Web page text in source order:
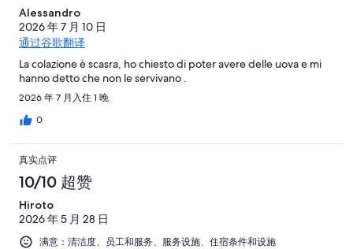
Alessandro
2026 年 7 月 10 日
通过谷歌翻译
La colazione è scasra, ho chiesto di poter avere delle uova e mi
hanno detto che non le servivano .
2026 年 7 月入住 1 晚
0
真实点评
10/10 超赞
Hiroto
2026 年 5 月 28 日
满意：清洁度、员工和服务、服务设施、住宿条件和设施